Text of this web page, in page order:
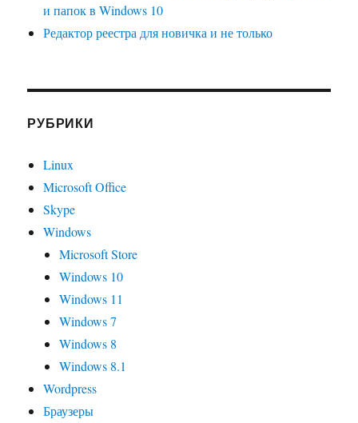
и папок в Windows 10
Редактор реестра для новичка и не только
РУБРИКИ
Linux
Microsoft Office
Skype
Windows
Microsoft Store
Windows 10
Windows 11
Windows 7
Windows 8
Windows 8.1
Wordpress
Браузеры